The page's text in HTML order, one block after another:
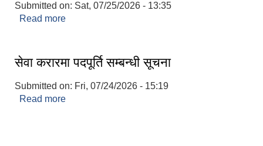
Submitted on: Sat, 07/25/2026 - 13:35
Read more
सेवा करारमा पदपूर्ति सम्बन्धी सूचना
Submitted on: Fri, 07/24/2026 - 15:19
Read more